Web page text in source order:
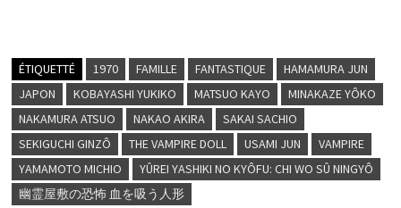
ÉTIQUETTÉ 1970 FAMILLE FANTASTIQUE
HAMAMURA JUN
JAPON
KOBAYASHI YUKIKO MATSUO KAYO
MINAKAZE YÔKO
NAKAMURA ATSUO
NAKAO AKIRA
SAKAI SACHIO
SEKIGUCHI GINZÔ
THE VAMPIRE DOLL USAMI JUN
VAMPIRE
YAMAMOTO MICHIO
YÛREI YASHIKI NO KYÔFU: CHI WO SÛ NINGYÔ
幽霊屋敷の恐怖 血を吸う人形